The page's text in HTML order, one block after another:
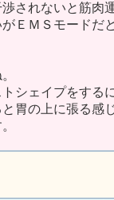
されないと筋肉
ＥＭＳモードだ
シェイプをする
胃の上に張る感